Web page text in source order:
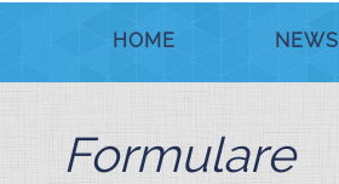
HOME NEWS
Formulare